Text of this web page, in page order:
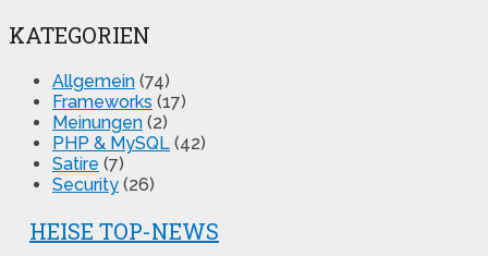
KATEGORIEN
Allgemein (74)
Frameworks (17)
Meinungen (2)
PHP & MySQL (42)
Satire (7)
Security (26)
HEISE TOP-NEWS